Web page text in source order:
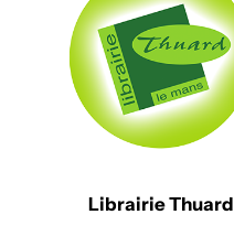
Librairie Thuard